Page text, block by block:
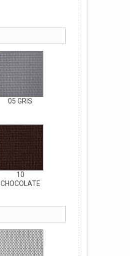
05 GRIS
10
CHOCOLATE